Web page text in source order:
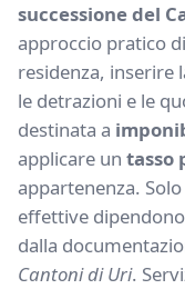
successione del
approccio pratico
residenza, inserire
le detrazioni e le
destinata a
applicare un tasso
appartenenza.
effettive
dalla
Cantoni di Uri.